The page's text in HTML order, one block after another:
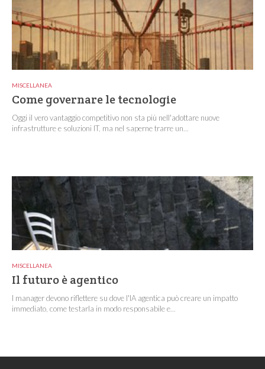
MISCELLANEA
Come governare le tecnologie
Oggi il vero vantaggio competitivo non sta più nell'adottare nuove
infrastrutture e soluzioni IT, ma nel saperne trarre un...
MISCELLANEA
Il futuro è agentico
I manager devono riflettere su dove l'IA agentica può creare un impatto
immediato, come testarla in modo responsabile e...